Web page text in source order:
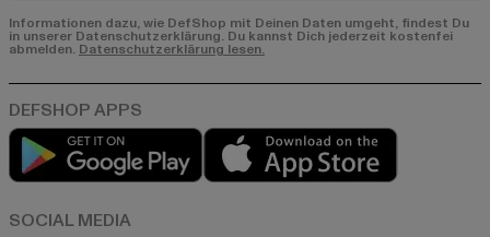
Informationen dazu, wie DefShop mit Deinen Daten umgeht, findest Du
in unserer Datenschutzerklärung. Du kannst Dich jederzeit kostenfei
abmelden. Datenschutzerklärung lesen.
Play market